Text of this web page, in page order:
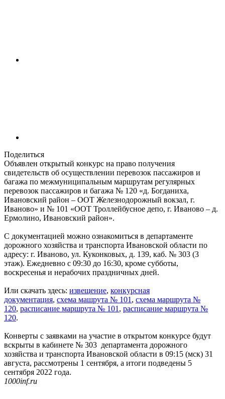
Поделиться
Объявлен открытый конкурс на право получения
свидетельств об осуществлении перевозок пассажиров и
багажа по межмуниципальным маршрутам регулярных
перевозок пассажиров и багажа № 120 «д. Богданиха,
Ивановский район – ООТ Железнодорожный вокзал, г.
Иваново» и № 101 «ООТ Троллейбусное депо, г. Иваново – д.
Ермолино, Ивановский район».
С документацией можно ознакомиться в департаменте
дорожного хозяйства и транспорта Ивановской области по
адресу: г. Иваново, ул. Куконковых, д. 139, каб. № 303 (3
этаж). Ежедневно с 09:30 до 16:30, кроме субботы,
воскресенья и нерабочих праздничных дней.
Или скачать здесь: извещение, конкурсная
документация, схема машрута № 101 , схема маршрута №
120, расписание маршрута № 101 , расписание маршрута №
120.
Конверты с заявками на участие в открытом конкурсе будут
вскрыты в кабинете № 303 департамента дорожного
хозяйства и транспорта Ивановской области в 09:15 (мск) 31
августа, рассмотрены 1 сентября, а итоги подведены 5
сентября 2022 года.
1000inf.ru